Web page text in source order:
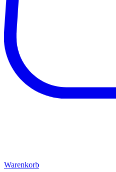
Warenkorb